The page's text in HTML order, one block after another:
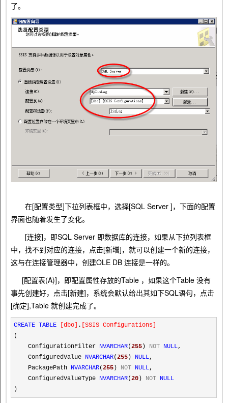
了。
在[配置类型]下拉列表框中，选择[SQL Server ]，下面的配置
界面也随着发生了变化。
[连接]，即SQL Server 即数据库的连接，如果从下拉列表框
中，找不到对应的连接，点击[新增]，就可以创建一个新的连接，
这与在连接管理器中，创建OLE DB 连接是一样的。
[配置表(A)]，即配置属性存放的Table ，如果这个Table 没有
事先创建好，点击[新建]，系统会默认给出其如下SQL语句，点击
[确定],Table 就创建完成了。
CREATE TABLE [dbo] . [SSIS Configurations]
(
ConfigurationFilter NVARCHAR(255) NOT NULL,
ConfiguredValue NVARCHAR(255) NULL,
PackagePath NVARCHAR(255) NOT NULL,
ConfiguredValueType NVARCHAR(20) NOT NULL
)